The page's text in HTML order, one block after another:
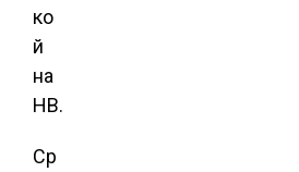
ко
й
на
НВ.
Ср